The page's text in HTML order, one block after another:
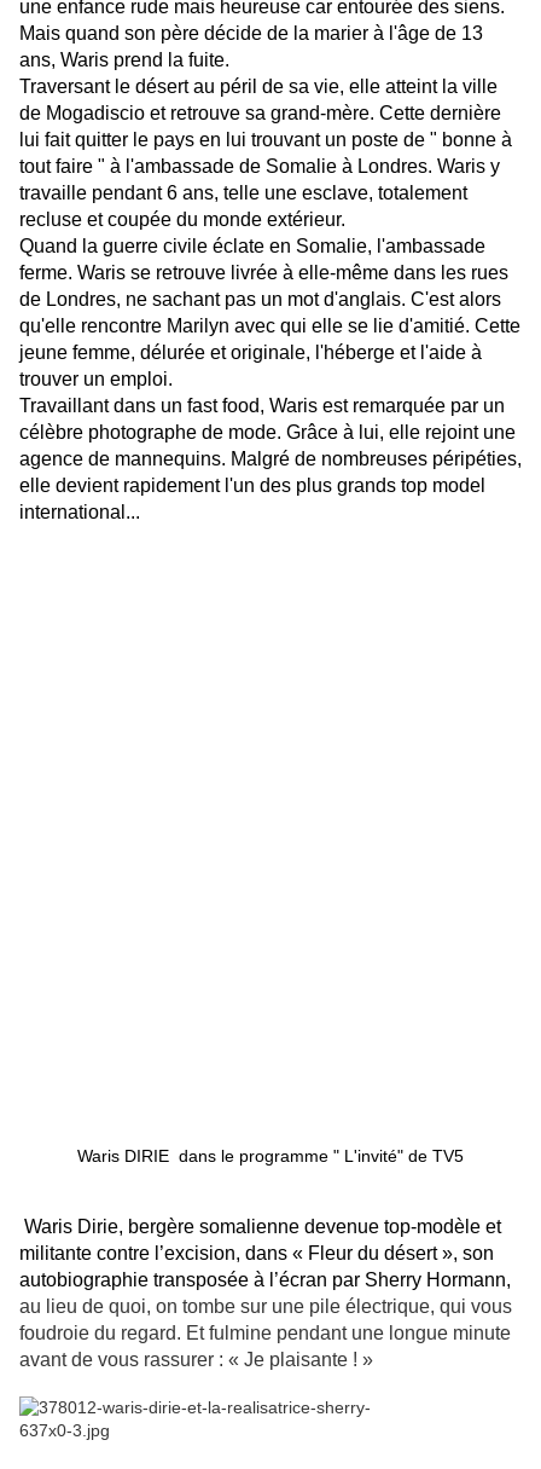
une enfance rude mais heureuse car entourée des siens.
Mais quand son père décide de la marier à l'âge de 13
ans, Waris prend la fuite.
Traversant le désert au péril de sa vie, elle atteint la ville
de Mogadiscio et retrouve sa grand-mère. Cette dernière
lui fait quitter le pays en lui trouvant un poste de " bonne à
tout faire " à l'ambassade de Somalie à Londres. Waris y
travaille pendant 6 ans, telle une esclave, totalement
recluse et coupée du monde extérieur.
Quand la guerre civile éclate en Somalie, l'ambassade
ferme. Waris se retrouve livrée à elle-même dans les rues
de Londres, ne sachant pas un mot d'anglais. C'est alors
qu'elle rencontre Marilyn avec qui elle se lie d'amitié. Cette
jeune femme, délurée et originale, l'héberge et l'aide à
trouver un emploi.
Travaillant dans un fast food, Waris est remarquée par un
célèbre photographe de mode. Grâce à lui, elle rejoint une
agence de mannequins. Malgré de nombreuses péripéties,
elle devient rapidement l'un des plus grands top model
international...
Waris DIRIE dans le programme " L'invité" de TV5
Waris Dirie, bergère somalienne devenue top-modèle et
militante contre l’excision, dans « Fleur du désert », son
autobiographie transposée à l’écran par Sherry Hormann,
au lieu de quoi, on tombe sur une pile électrique, qui vous
foudroie du regard. Et fulmine pendant une longue minute
avant de vous rassurer : « Je plaisante ! »